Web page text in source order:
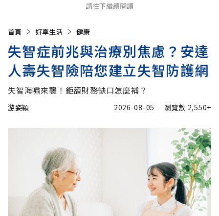
請往下繼續閱讀
首頁 好享生活 健康
失智症前兆與治療別焦慮？安達
人壽失智險陪您建立失智防護網
失智海嘯來襲！鉅額財務缺口怎麼補？
游姿穎 2026-08-05 瀏覽數 2,550+